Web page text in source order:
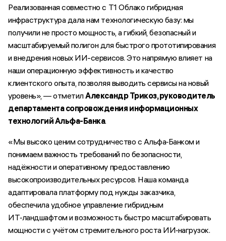
Реализованная совместно с Т1 Облако гибридная
инфраструктура дала нам технологическую базу: мы
получили не просто мощность, а гибкий, безопасный и
масштабируемый полигон для быстрого прототипирования
и внедрения новых ИИ-сервисов. Это напрямую влияет на
наши операционную эффективность и качество
клиентского опыта, позволяя выводить сервисы на новый
уровень», — отметилАлександр Трикоз, руководитель
департамента сопровождения информационных
технологий Альфа-Банка.
«Мы высоко ценим сотрудничество с Альфа‑Банком и
понимаем важность требований по безопасности,
надёжности и оперативному предоставлению
высокопроизводительных ресурсов. Наша команда
адаптировала платформу под нужды заказчика,
обеспечила удобное управление гибридным
ИТ‑ландшафтом и возможность быстро масштабировать
мощности с учётом стремительного роста ИИ‑нагрузок.